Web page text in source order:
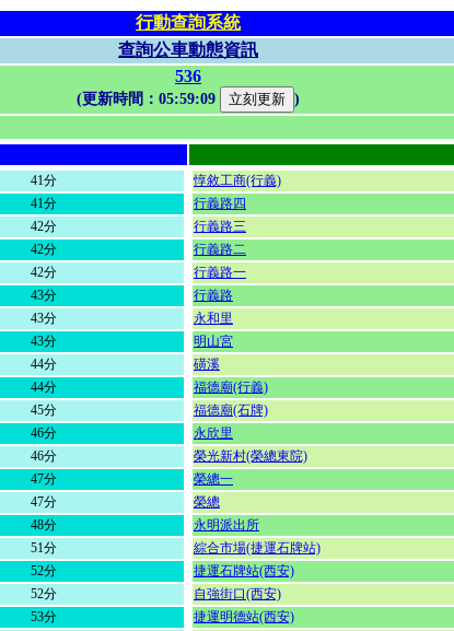
行動查詢系統
查詢公車動態資訊
536
(更新時間： 05:59:09 )
41分
41分
42分
42分
42分
43分
43分
43分
44分
44分
45分
46分
46分
47分
47分
48分
51分
52分
52分
53分
惇敘工商(行義)
行義路四
行義路三
行義路二
行義路一
行義路
永和里
明山宮
磺溪
福德廟(行義)
福德廟(石牌)
永欣里
榮光新村(榮總東院)
榮總一
榮總
永明派出所
綜合市場(捷運石牌站)
捷運石牌站(西安)
自強街口(西安)
捷運明德站(西安)